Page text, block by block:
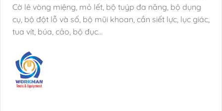
Cờ lê vòng miệng, mỏ lết, bộ tuýp đa năng, bộ dụng
cụ, bộ đột lỗ và số, bộ mũi khoan, cần siết lực, lục giác,
tua vít, búa, cảo, bộ đục…